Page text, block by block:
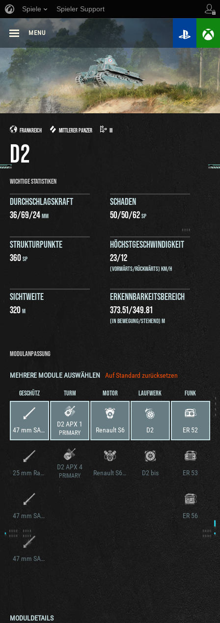
Spiele Spieler Support
MENU
FRANKREICH MITTLERER PANZER III
D2
WICHTIGE STATISTIKEN
DURCHSCHLAGSKRAFT
36/69/24MM
SCHADEN
50/50/62SP
STRUKTURPUNKTE
360SP
HÖCHSTGESCHWINDIGKEIT
23/12
(VORWÄRTS/RÜCKWÄRTS) KM/H
SICHTWEITE
320M
ERKENNBARKEITSBEREICH
373.51/349.81
(IN BEWEGUNG/STEHEND) M
MODULANPASSUNG
MEHRERE MODULE AUSWÄHLEN Auf Standard zurücksetzen
GESCHÜTZ
47 mm SA34
25 mm Raccourci mle. 1934
47 mm SA35
47 mm SA37
TURM
D2 APX 1
PRIMARY
D2 APX 4
PRIMARY
MOTOR
Renault S6
Renault S6Bis
LAUFWERK
D2
D2 bis
FUNK
ER 52
ER 53
ER 56
MODULDETAILS